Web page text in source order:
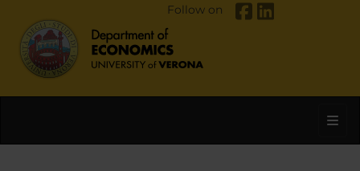
Follow on